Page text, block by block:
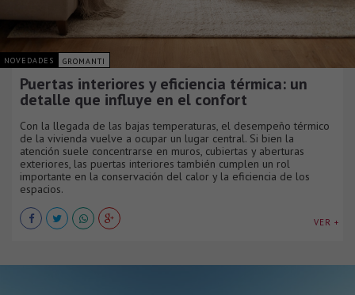
NOVEDADES GROMANTI
Puertas interiores y eficiencia térmica: un
detalle que influye en el confort
Con la llegada de las bajas temperaturas, el desempeño térmico
de la vivienda vuelve a ocupar un lugar central. Si bien la
atención suele concentrarse en muros, cubiertas y aberturas
exteriores, las puertas interiores también cumplen un rol
importante en la conservación del calor y la eficiencia de los
espacios.
VER +